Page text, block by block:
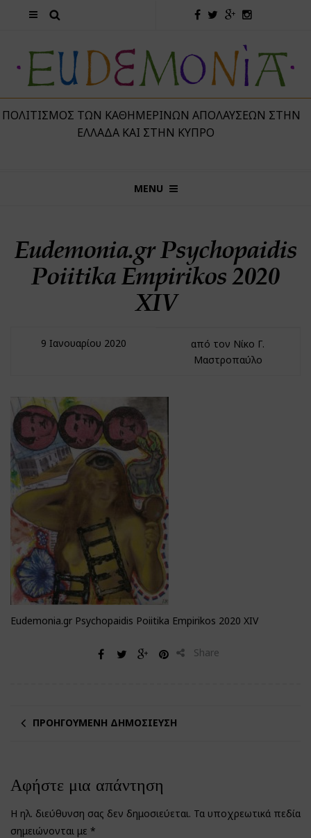
ΤΩΝ ΚΑΘΗΜΕΡΙΝΏΝ ΑΠΟΛΑΎΣΕΩΝ ΣΤΗΝ
ΕΛΛΆΔΑ ΚΑΙ ΣΤΗΝ ΚΎΠΡΟ
MENU
Eudemonia.gr Psychopaidis
Poiitika Empirikos 2020
XIV
9 Ιανουαρίου 2020
από τον Νίκο Γ.
Μαστροπαύλο
Eudemonia.gr Psychopaidis Poiitika Empirikos 2020 XIV
Share
ΠΡΟΗΓΟΎΜΕΝΗ ΔΗΜΟΣΊΕΥΣΗ
Αφήστε μια απάντηση
Η ηλ. διεύθυνση σας δεν δημοσιεύεται. Τα υποχρεωτικά πεδία
σημειώνονται με *